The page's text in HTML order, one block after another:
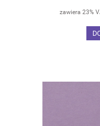
zawiera 23%